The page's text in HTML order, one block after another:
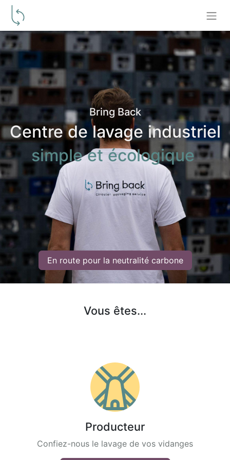
Bring Back
Centre de lavage industriel
simple et écologique
En route pour la neutralité carbone​
Vous êtes...​
Producteur
Confiez-nous le lavage de vos vidanges